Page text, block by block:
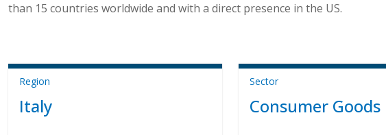
than 15 countries worldwide and with a direct presence in the US.
Region
Italy
Sector
Consumer Goods